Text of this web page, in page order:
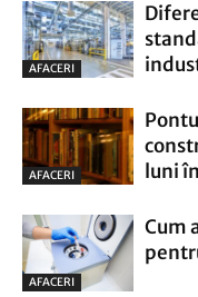
AFACERI
AFACERI
luni
AFACERI
Cum